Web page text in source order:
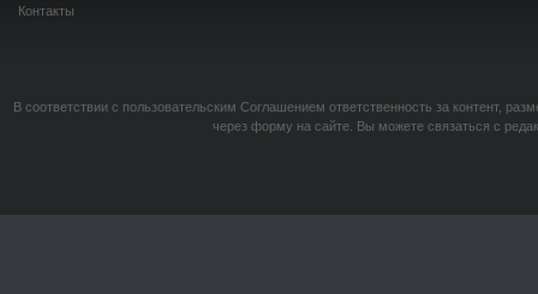
Контакты
В соответствии с пользовательским Соглашением ответственность за контент,
через форму на сайте. Вы можете связаться с